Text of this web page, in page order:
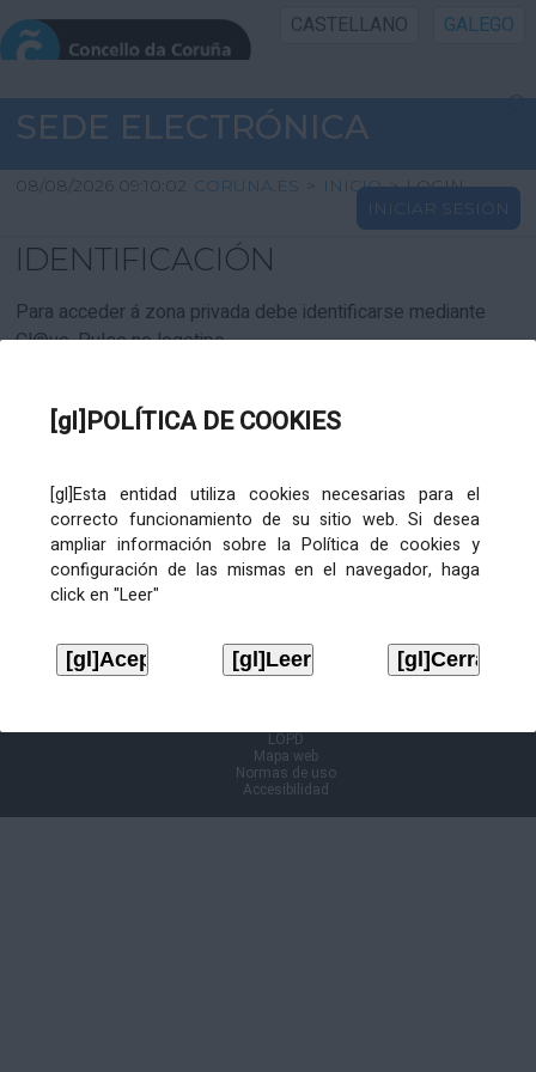
[gl]POLÍTICA DE COOKIES
[gl]Esta entidad utiliza cookies necesarias para el
correcto funcionamiento de su sitio web. Si desea
ampliar información sobre la Política de cookies y
configuración de las mismas en el navegador, haga
click en "Leer"
CASTELLANO GALEGO
INICIO SEDE
INICIO
INFORMACIÓN PÚBLICA
CARTAFOL CIDADÁN
SEDE ELECTRÓNICA
08/08/2026 09:10:02 CORUNA.ES > INICIO > LOGIN
INICIAR SESIÓN
IDENTIFICACIÓN
Para acceder á zona privada debe identificarse mediante
Cl@ve. Pulse no logotipo
LOPD
Mapa web
Normas de uso
Accesibilidad